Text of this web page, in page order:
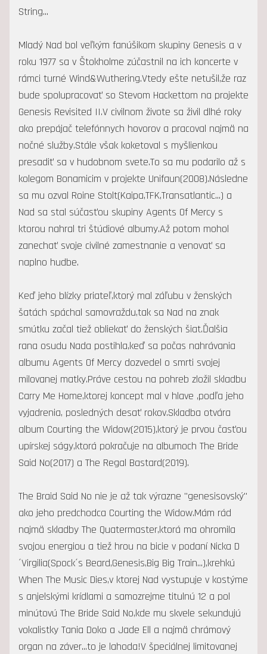
String...
Mladý Nad bol veľkým fanúšikom skupiny Genesis a v
roku 1977 sa v Štokholme zúčastnil na ich koncerte v
rámci turné Wind&Wuthering.Vtedy ešte netušil,že raz
bude spolupracovať so Stevom Hackettom na projekte
Genesis Revisited II.V civilnom živote sa živil dlhé roky
ako prepájač telefónnych hovorov a pracoval najmä na
nočné služby.Stále však koketoval s myšlienkou
presadiť sa v hudobnom svete.To sa mu podarilo až s
kolegom Bonamicim v projekte Unifaun(2008).Následne
sa mu ozval Roine Stolt(Kaipa,TFK,Transatlantic...) a
Nad sa stal súčasťou skupiny Agents Of Mercy s
ktorou nahral tri štúdiové albumy.Až potom mohol
zanechať svoje civilné zamestnanie a venovať sa
naplno hudbe.
Keď jeho blízky priateľ,ktorý mal záľubu v ženských
šatách spáchal samovraždu,tak sa Nad na znak
smútku začal tiež obliekať do ženských šiat.Ďalšia
rana osudu Nada postihla,keď sa počas nahrávania
albumu Agents Of Mercy dozvedel o smrti svojej
milovanej matky.Práve cestou na pohreb zložil skladbu
Carry Me Home,ktorej koncept mal v hlave ,podľa jeho
vyjadrenia, posledných desať rokov.Skladba otvára
album Courting the Widow(2015),ktorý je prvou časťou
upírskej ságy,ktorá pokračuje na albumoch The Bride
Said No(2017) a The Regal Bastard(2019).
The Braid Said No nie je až tak výrazne "genesisovský"
ako jeho predchodca Courting the Widow.Mám rád
najmä skladby The Quatermaster,ktorá ma ohromila
svojou energiou a tiež hrou na bicie v podaní Nicka D
´Virgilia(Spock´s Beard,Genesis,Big Big Train...),krehkú
When The Music Dies,v ktorej Nad vystupuje v kostýme
s anjelskými krídlami a samozrejme titulnú 12 a pol
minútovú The Bride Said No,kde mu skvele sekundujú
vokalistky Tania Doko a Jade Ell a najmä chrámový
organ na záver...to je lahoda!V špeciálnej limitovanej